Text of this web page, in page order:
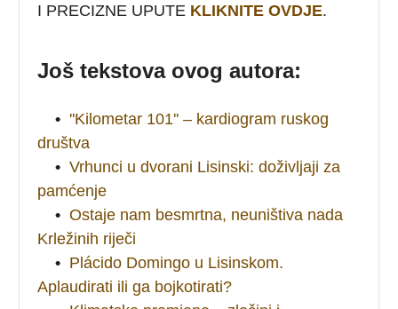
I PRECIZNE UPUTE KLIKNITE OVDJE.
Još tekstova ovog autora:
• ''Kilometar 101'' – kardiogram ruskog
društva
• Vrhunci u dvorani Lisinski: doživljaji za
pamćenje
• Ostaje nam besmrtna, neuništiva nada
Krležinih riječi
• Plácido Domingo u Lisinskom.
Aplaudirati ili ga bojkotirati?